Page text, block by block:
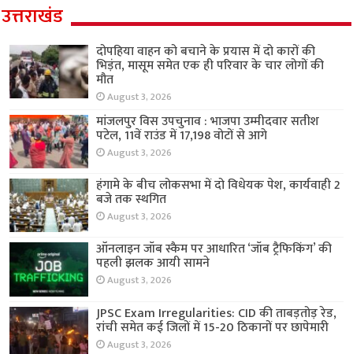
उत्तराखंड
दोपहिया वाहन को बचाने के प्रयास में दो कारों की
भिड़ंत, मासूम समेत एक ही परिवार के चार लोगों की
मौत
August 3, 2026
मांजलपुर विस उपचुनाव : भाजपा उम्मीदवार सतीश
पटेल, 11वें राउंड में 17,198 वोटों से आगे
August 3, 2026
हंगामे के बीच लोकसभा में दो विधेयक पेश, कार्यवाही 2
बजे तक स्थगित
August 3, 2026
ऑनलाइन जॉब स्कैम पर आधारित ‘जॉब ट्रैफिकिंग’ की
पहली झलक आयी सामने
August 3, 2026
JPSC Exam Irregularities: CID की ताबड़तोड़ रेड,
रांची समेत कई जिलों में 15-20 ठिकानों पर छापेमारी
August 3, 2026